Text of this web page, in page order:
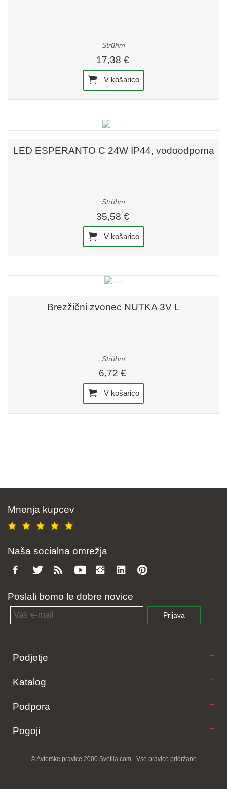
Strühm
17,38 €
V košarico
LED ESPERANTO C 24W IP44, vodoodporna
Strühm
35,58 €
V košarico
Brezžični zvonec NUTKA 3V L
Strühm
6,72 €
V košarico
Mnenja kupcev
Naša socialna omrežja
Poslali bomo le dobre novice
Email address
Prijava
Podjetje
Katalog
Podpora
Pogoji
© Avtorske pravice 2000 Svetila.com - Vse pravice pridržane